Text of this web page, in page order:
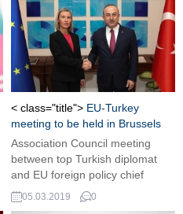
< class="title"> EU-Turkey
meeting to be held in Brussels
Association Council meeting
between top Turkish diplomat
and EU foreign policy chief
Federica Mogherini due on
March 15.
05.03.2019 0